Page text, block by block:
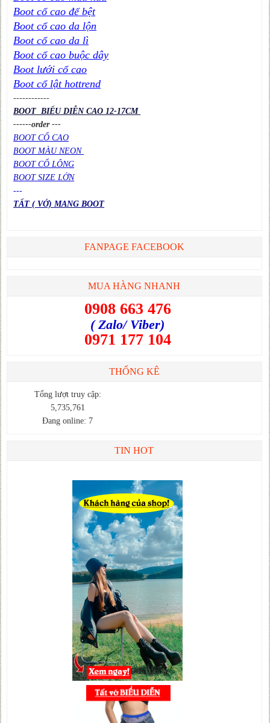
Boot cổ cao đế bệt
Boot cổ cao da lộn
Boot cổ cao da lì
Boot cổ cao buộc dây
Boot lưới cổ cao
Boot cổ lật hottrend
------------
BOOT BIỂU DIỄN CAO 12-17CM
------order ---
BOOT CỔ CAO
BOOT MÀU NEON
BOOT CỔ LÔNG
BOOT SIZE LỚN
---
TẤT ( VỚ) MANG BOOT
FANPAGE FACEBOOK
MUA HÀNG NHANH
0908 663 476
( Zalo/ Viber)
0971 177 104
THỐNG KÊ
Tổng lượt truy cập:
5,735,761
Đang online: 7
TIN HOT